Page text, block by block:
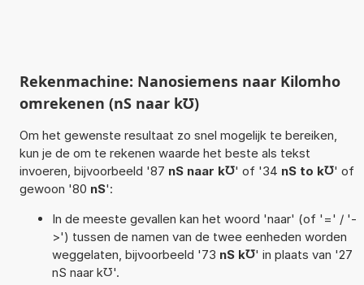
Rekenmachine: Nanosiemens naar Kilomho
omrekenen (nS naar k℧)
Om het gewenste resultaat zo snel mogelijk te bereiken,
kun je de om te rekenen waarde het beste als tekst
invoeren, bijvoorbeeld '87 nS naar k℧' of '34 nS to k℧' of
gewoon '80 nS':
In de meeste gevallen kan het woord 'naar' (of '=' / '-
>') tussen de namen van de twee eenheden worden
weggelaten, bijvoorbeeld '73 nS k℧' in plaats van '27
nS naar k℧'.